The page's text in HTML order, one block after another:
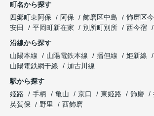
町名から探す
四郷町東阿保
阿保 飾磨区中島 飾磨区
安田
平岡町新在家 別所町別所 西今宿
沿線から探す
山陽本線
山陽電鉄本線 播但線 姫新線
山陽電鉄網干線
加古川線
駅から探す
姫路
手柄 亀山 京口 東姫路 飾磨
英賀保
野里 西飾磨